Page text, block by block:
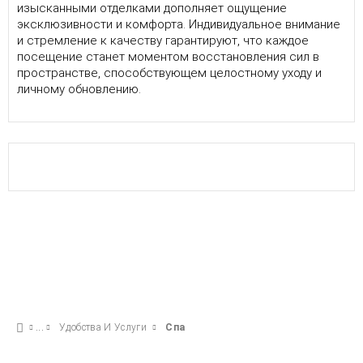
изысканными отделками дополняет ощущение
эксклюзивности и комфорта. Индивидуальное внимание
и стремление к качеству гарантируют, что каждое
посещение станет моментом восстановления сил в
пространстве, способствующем целостному уходу и
личному обновлению.
Удобства И Услуги Спа